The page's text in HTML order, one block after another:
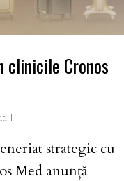
clinicile Cronos
strategic cu
Med anunță